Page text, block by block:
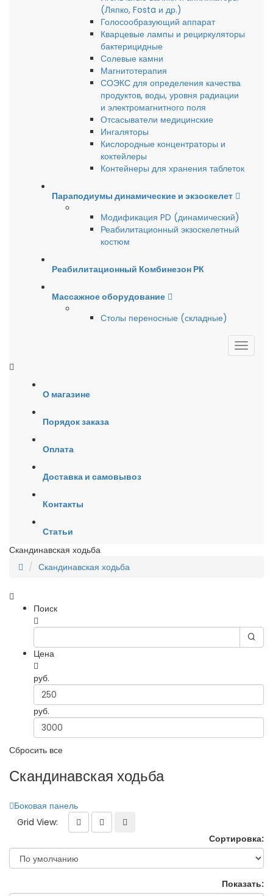
(Ляпко, Fosta и др.)
Голосообразующий аппарат
Кварцевые лампы и рециркуляторы
бактерицидные
Солевые камни
Магнитотерапия
СОЭКС для определения качества
продуктов, воды, уровня радиации
и электромагнитного поля
Отсасыватели медицинские
Ингаляторы
Кислородные концентраторы и
коктейлеры
Контейнеры для хранения таблеток
Параподиумы динамические и экзоскелет
Модификация PD (динамический)
Реабилитационный экзоскелетный
костюм
Реабилитационный Комбинезон РК
Массажное оборудование
Столы переносные (складные)
О магазине
Порядок заказа
Оплата
Доставка и самовывоз
Контакты
Статьи
Скандинавская ходьба
Скандинавская ходьба
Поиск
Цена
руб.
руб.
Сбросить все
Скандинавская ходьба
Боковая панель
Grid View:
Сортировка:
Показать: